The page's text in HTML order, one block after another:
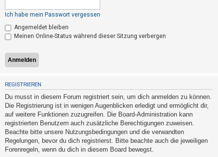
R
e
i
s
t
r
i
e
r
e
n
Ich habe mein Passwort vergessen
Angemeldet bleiben
Meinen Online-Status während dieser Sitzung verbergen
REGISTRIEREN
Du musst in diesem Forum registriert sein, um dich anmelden zu können.
Die Registrierung ist in wenigen Augenblicken erledigt und ermöglicht dir,
auf weitere Funktionen zuzugreifen. Die Board-Administration kann
registrierten Benutzern auch zusätzliche Berechtigungen zuweisen.
Beachte bitte unsere Nutzungsbedingungen und die verwandten
Regelungen, bevor du dich registrierst. Bitte beachte auch die jeweiligen
Forenregeln, wenn du dich in diesem Board bewegst.